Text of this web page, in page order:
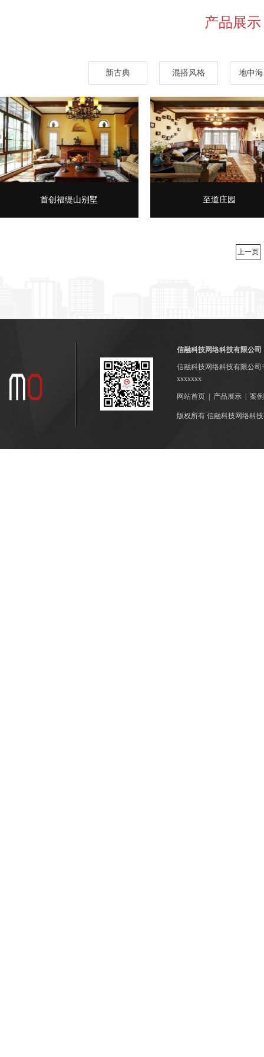
产品展示
新古典 混搭风格 地中
首创福缇山别墅 至道庄园
上一页
信融科技网络科技有限公司
信融科技网络科技有限公
xxxxxxx
网站首页 产品展示 案
版权所有 信融科技网络科